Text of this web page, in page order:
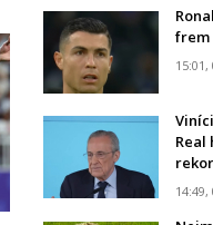
frem
Real